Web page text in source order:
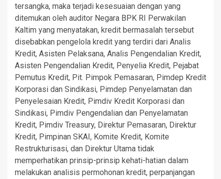
tersangka, maka terjadi kesesuaian dengan yang
ditemukan oleh auditor Negara BPK RI Perwakilan
Kaltim yang menyatakan, kredit bermasalah tersebut
disebabkan pengelola kredit yang terdiri dari Analis
Kredit, Asisten Pelaksana, Analis Pengendalian Kredit,
Asisten Pengendalian Kredit, Penyelia Kredit, Pejabat
Pemutus Kredit, Pit. Pimpok Pemasaran, Pimdep Kredit
Korporasi dan Sindikasi, Pimdep Penyelamatan dan
Penyelesaian Kredit, Pimdiv Kredit Korporasi dan
Sindikasi, Pimdiv Pengendalian dan Penyelamatan
Kredit, Pimdiv Treasury, Direktur Pemasaran, Direktur
Kredit, Pimpinan SKAI, Komite Kredit, Komite
Restrukturisasi, dan Direktur Utama tidak
memperhatikan prinsip-prinsip kehati-hatian dalam
melakukan analisis permohonan kredit, perpanjangan